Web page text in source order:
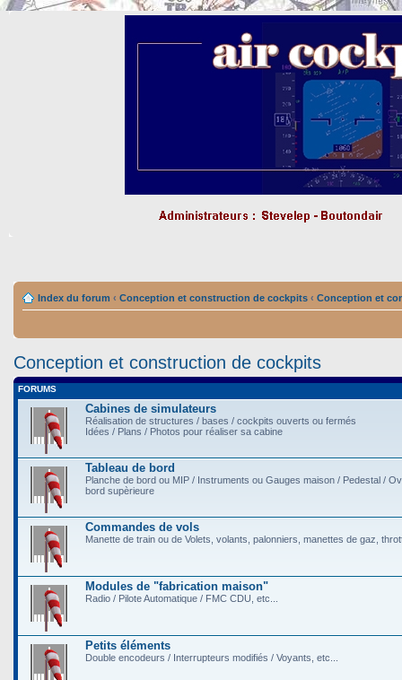
Index du forum ‹ Conception et construction de cockpits ‹ Conception et
Conception et construction de cockpits
FORUMS
Cabines de simulateurs
Réalisation de structures / bases / cockpits ouverts ou fermés
Idées / Plans / Photos pour réaliser sa cabine
Tableau de bord
Planche de bord ou MIP / Instruments ou Gauges maison / Pedestal /
bord supèrieure
Commandes de vols
Manette de train ou de Volets, volants, palonniers, manettes de gaz,
Modules de "fabrication maison"
Radio / Pilote Automatique / FMC CDU, etc...
Petits éléments
Double encodeurs / Interrupteurs modifiés / Voyants, etc...